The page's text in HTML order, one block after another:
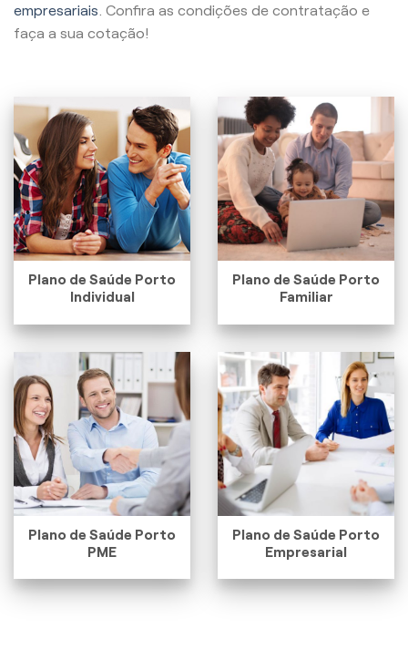
empresariais . Confira as condições de contratação e
faça a sua cotação!
Plano de Saúde Porto
Individual
Plano de Saúde Porto
Familiar
Plano de Saúde Porto
PME
Plano de Saúde Porto
Empresarial